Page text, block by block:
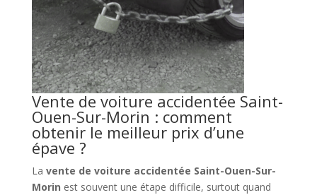
Vente de voiture accidentée Saint-
Ouen-Sur-Morin : comment
obtenir le meilleur prix d’une
épave ?
La vente de voiture accidentée Saint-Ouen-Sur-
Morin est souvent une étape difficile, surtout quand